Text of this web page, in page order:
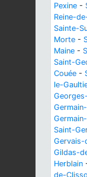
Pexine -
Reine-
Sainte-
Morte -
Maine -
Saint-
Couée -
le-
Saint-
Gervais-
Gildas-
Herblain
de-